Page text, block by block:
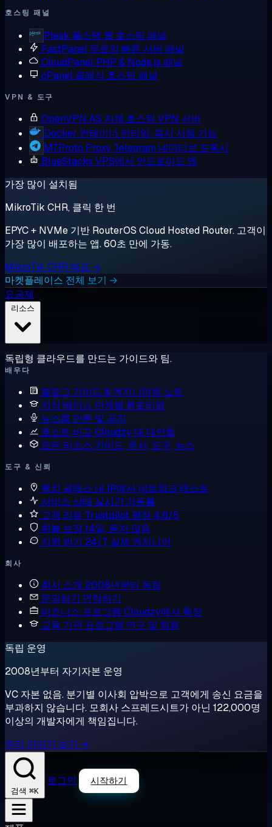
호스팅 패널
Plesk 풀스택 웹 호스팅 패널
FastPanel 무료의 빠른 서버 패널
CloudPanel PHP & Node.js 패널
cPanel 클래식 호스팅 패널
VPN & 도구
OpenVPN AS 자체 호스팅 VPN 서버
Docker 컨테이너 런타임, 즉시 사용 가능
MTProto Proxy Telegram 네이티브 프록시
BlueStacks VPS에서 안드로이드 앱
가장 많이 설치됨
MikroTik CHR, 클릭 한 번
EPYC + NVMe 기반 RouterOS Cloud Hosted Router. 고객이
가장 많이 배포하는 앱. 60초 만에 가동.
MikroTik CHR 배포 →
마켓플레이스 전체 보기 →
요금제
독립형 클라우드를 만드는 가이드와 팀.
배우다
블로그 가이드 & 엔지니어링 노트
지식 베이스 단계별 튜토리얼
뉴스룸 언론 및 공지
호스트 비교 Cloudzy 대 대안들
모든 리소스 가이드, 문서, 도구, 뉴스
도구 & 신뢰
룩킹 글래스 내 IP에서 네트워크 테스트
서비스 상태 실시간 가동률
고객 리뷰 Trustpilot 평점 4.6/5
환불 보장14일, 묻지 않음
지원 받기 24/7, 실제 엔지니어
회사
회사 소개 2008년부터 독립
문의하기 연락하기
비즈니스 프로그램 Cloudzy에서 확장
교육 기관 프로그램 연구 및 팀용
독립 운영
2008년부터 자기자본 운영
VC 자본 없음. 분기별 이사회 압박으로 고객에게 송신 요금을
부과하지 않습니다. 모회사 스프레드시트가 아닌 122,000명
이상의 개발자에게 책임집니다.
우리 이야기 보기 →
검색 ⌘K
로그인 시작하기